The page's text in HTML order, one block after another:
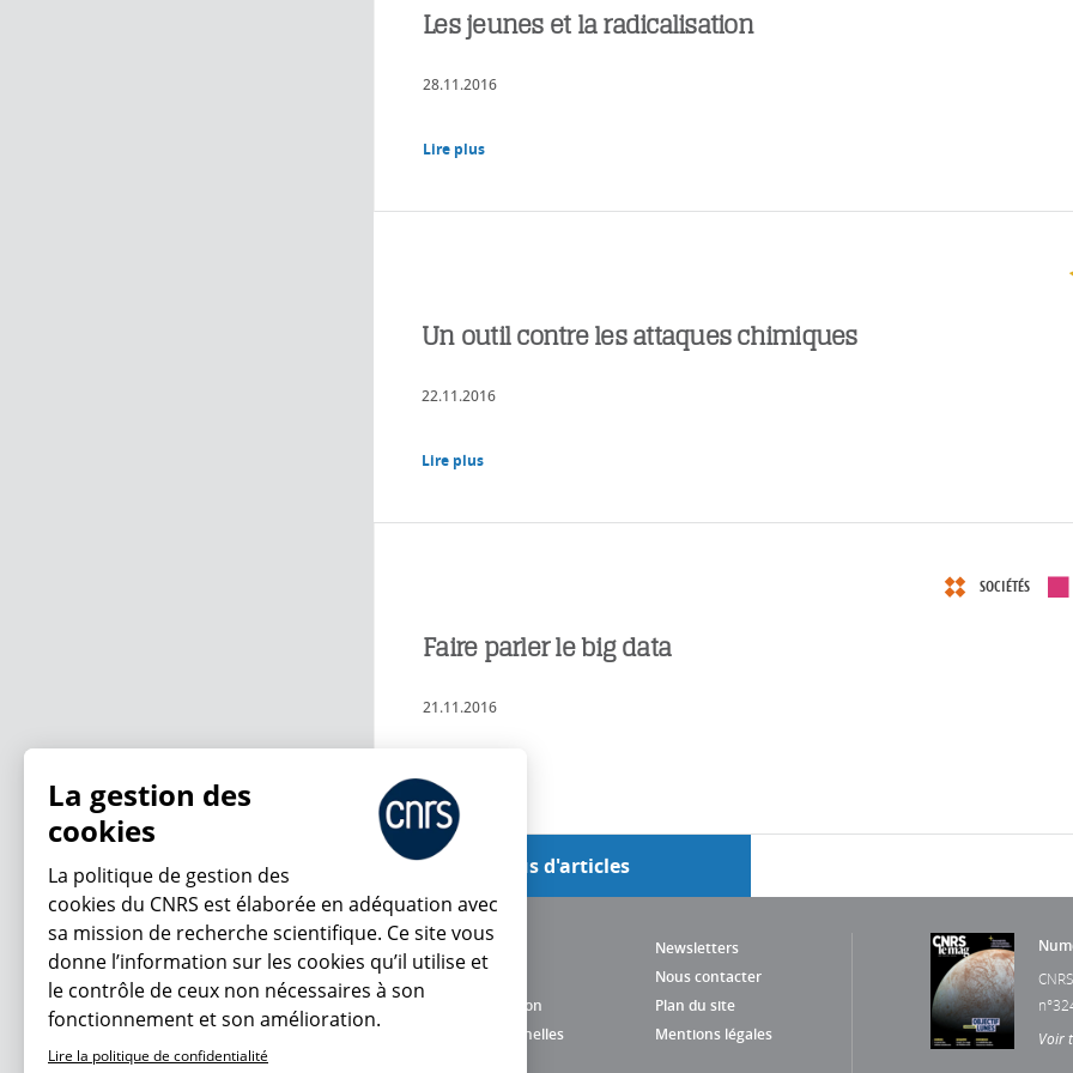
Les jeunes et la radicalisation
28.11.2016
Lire plus
Un outil contre les attaques chimiques
22.11.2016
Lire plus
SOCIÉTÉS
Faire parler le big data
21.11.2016
Voir plus d'articles
Newsletters
Nous contacter
Charte d'utilisation
Plan du site
Données personnelles
Mentions légales
Voir
La gestion des
cookies
La politique de gestion des
cookies du CNRS est élaborée en adéquation avec
sa mission de recherche scientifique. Ce site vous
donne l’information sur les cookies qu’il utilise et
le contrôle de ceux non nécessaires à son
fonctionnement et son amélioration.
Lire la politique de confidentialité